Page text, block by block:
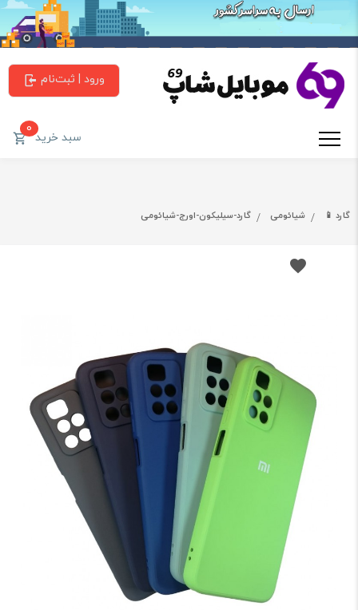
ورود | ثبت‌نام
سبد خرید0
گارد 📱 شیائومی گارد-سیلیکون-اورج-شیائومی